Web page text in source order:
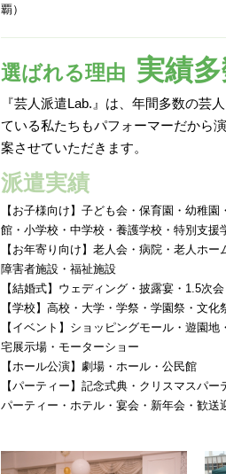
覇）
選ばれる理由 実績
『芸人派遣Lab.』は、年間多数の芸
ている私たちもパフォーマーだから
案させていただきます。
派遣実績
【お子様向け】子ども会・保育園・幼稚園
館・小学校・中学校・養護学校・特別支援
【お年寄り向け】老人会・病院・老人ホー
障害者施設・福祉施設
【結婚式】ウェディング・披露宴・1.5次
【学校】高校・大学・学祭・学園祭・文化
【イベント】ショッピングモール・遊園地
宅展示場・モーターショー
【ホール公演】劇場・ホール・公民館
【パーティー】記念式典・クリスマスパー
パーティー・ホテル・宴会・新年会・歓送